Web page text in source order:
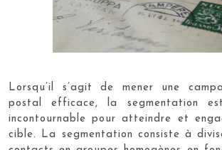
Lorsqu’il s’agit de mener une
postal efficace, la segmentation
incontournable pour atteindre et
cible. La segmentation consiste à